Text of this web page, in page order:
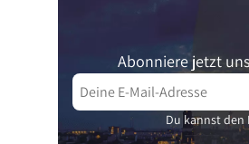
Abonniere jetzt
Du kannst